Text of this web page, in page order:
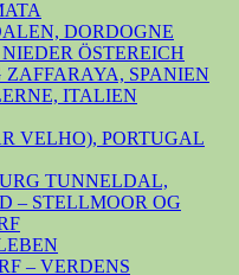
DORDOGNE
ÖSTEREICH
SPANIEN
ITALIEN
VELHO), PORTUGAL
TUNNELDAL,
– STELLMOOR OG
– VERDENS